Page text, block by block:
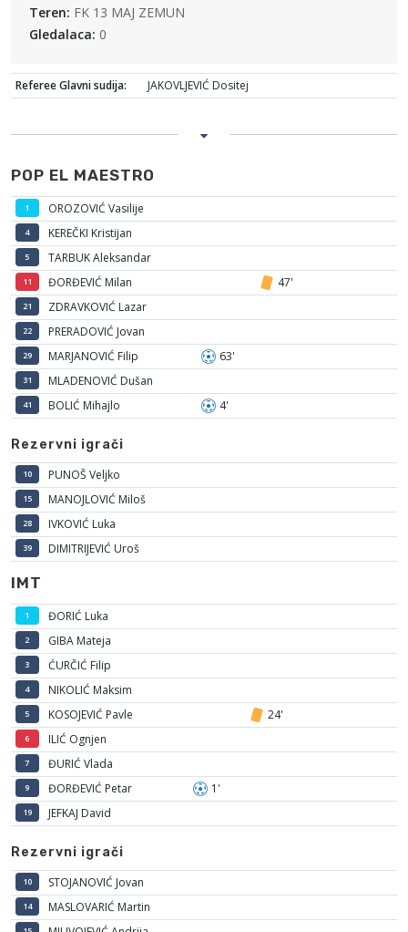
Teren: FK 13 MAJ ZEMUN
Gledalaca: 0
Referee Glavni sudija: JAKOVLJEVIĆ Dositej
POP EL MAESTRO
1 OROZOVIĆ Vasilije
4 KEREČKI Kristijan
5 TARBUK Aleksandar
11 ĐORĐEVIĆ Milan 47'
21 ZDRAVKOVIĆ Lazar
22 PRERADOVIĆ Jovan
29 MARJANOVIĆ Filip 63'
31 MLADENOVIĆ Dušan
41 BOLIĆ Mihajlo 4'
Rezervni igrači
10 PUNOŠ Veljko
15 MANOJLOVIĆ Miloš
28 IVKOVIĆ Luka
39 DIMITRIJEVIĆ Uroš
IMT
1 ĐORIĆ Luka
2 GIBA Mateja
3 ĆURČIĆ Filip
4 NIKOLIĆ Maksim
5 KOSOJEVIĆ Pavle 24'
6 ILIĆ Ognjen
7 ĐURIĆ Vlada
9 ĐORĐEVIĆ Petar 1'
19 JEFKAJ David
Rezervni igrači
10 STOJANOVIĆ Jovan
14 MASLOVARIĆ Martin